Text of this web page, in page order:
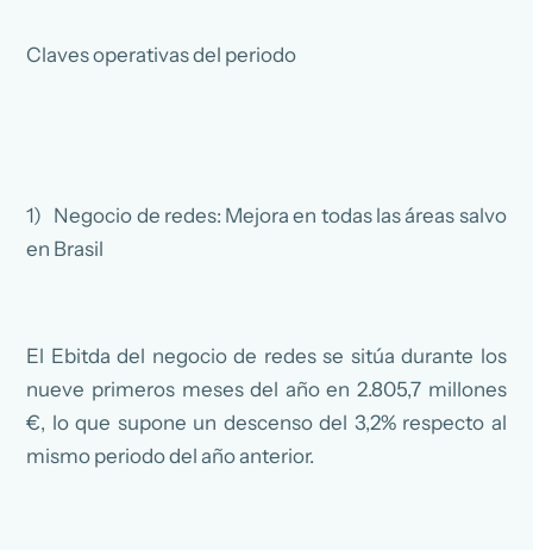
Claves operativas del periodo
1) Negocio de redes: Mejora en todas las áreas salvo
en Brasil
El Ebitda del negocio de redes se sitúa durante los
nueve primeros meses del año en 2.805,7 millones
€, lo que supone un descenso del 3,2% respecto al
mismo periodo del año anterior.